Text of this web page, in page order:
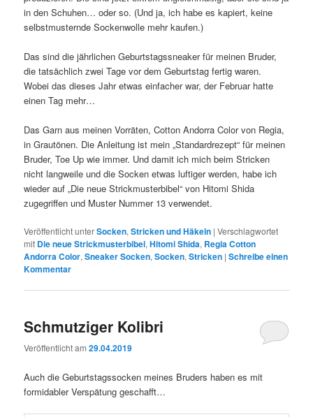
in den Schuhen… oder so. (Und ja, ich habe es kapiert, keine
selbstmusternde Sockenwolle mehr kaufen.)
Das sind die jährlichen Geburtstagssneaker für meinen Bruder,
die tatsächlich zwei Tage vor dem Geburtstag fertig waren.
Wobei das dieses Jahr etwas einfacher war, der Februar hatte
einen Tag mehr…
Das Garn aus meinen Vorräten, Cotton Andorra Color von Regia,
in Grautönen. Die Anleitung ist mein „Standardrezept“ für meinen
Bruder, Toe Up wie immer. Und damit ich mich beim Stricken
nicht langweile und die Socken etwas luftiger werden, habe ich
wieder auf „Die neue Strickmusterbibel“ von Hitomi Shida
zugegriffen und Muster Nummer 13 verwendet.
Veröffentlicht unterSocken,Stricken und Häkeln |Verschlagwortet
mit Die neue Strickmusterbibel,Hitomi Shida, Regia Cotton
Andorra Color,Sneaker Socken,Socken,Stricken |Schreibe einen
Kommentar
Schmutziger Kolibri
Veröffentlicht am29.04.2019
Auch die Geburtstagssocken meines Bruders haben es mit
formidabler Verspätung geschafft…